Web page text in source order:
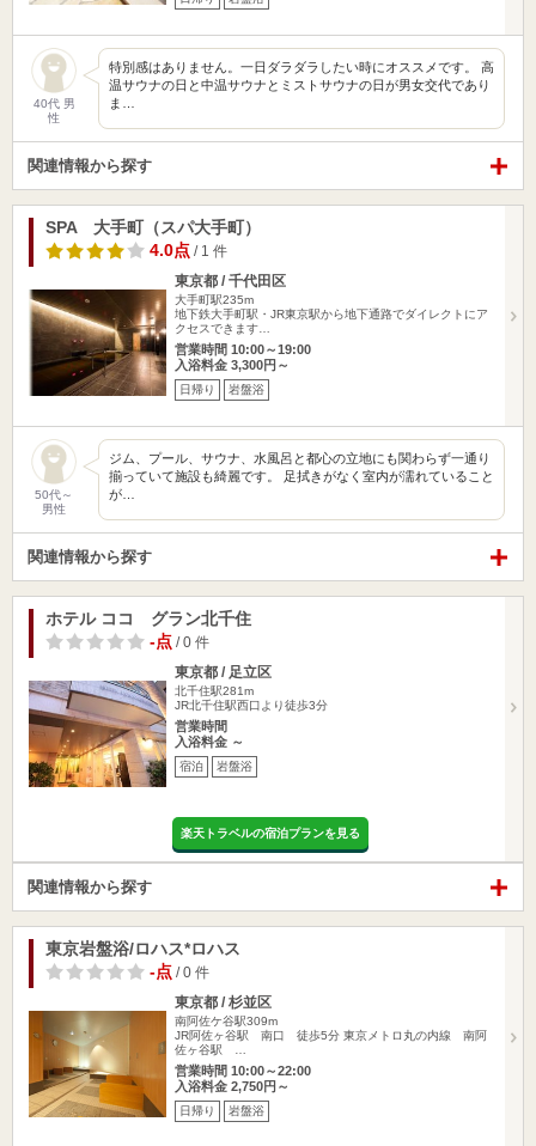
40代 男
性
特別感はありません。一日ダラダラしたい時にオススメです。 高
温サウナの日と中温サウナとミストサウナの日が男女交代であり
ま…
関連情報から探す
SPA 大手町（スパ大手町）
4.0点 / 1 件
東京都 / 千代田区
大手町駅235m
地下鉄大手町駅・JR東京駅から地下通路でダイレクトにア
クセスできます…
営業時間 10:00～19:00
入浴料金 3,300円～
日帰り 岩盤浴
50代～
男性
ジム、プール、サウナ、水風呂と都心の立地にも関わらず一通り
揃っていて施設も綺麗です。 足拭きがなく室内が濡れていること
が…
関連情報から探す
ホテル ココ グラン北千住
-点 / 0 件
東京都 / 足立区
北千住駅281m
JR北千住駅西口より徒歩3分
営業時間
入浴料金 ～
宿泊 岩盤浴
楽天トラベルの宿泊プランを見る
関連情報から探す
東京岩盤浴/ロハス*ロハス
-点 / 0 件
東京都 / 杉並区
南阿佐ケ谷駅309m
JR阿佐ヶ谷駅 南口 徒歩5分 東京メトロ丸の内線 南阿
佐ヶ谷駅 …
営業時間 10:00～22:00
入浴料金 2,750円～
日帰り 岩盤浴